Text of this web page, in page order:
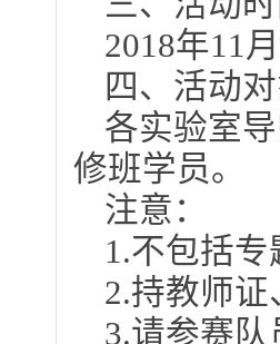
2018年11
四、活动
各实验室
修班学员。
注意：
1.不包括
2.持教师
3.请参赛